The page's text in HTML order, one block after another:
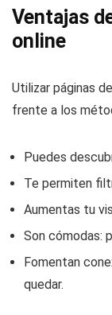
Ventajas
online
Utilizar páginas
frente a los
Puedes
Te permiten
Aumentas tu
Son cómodas:
Fomentan
quedar.